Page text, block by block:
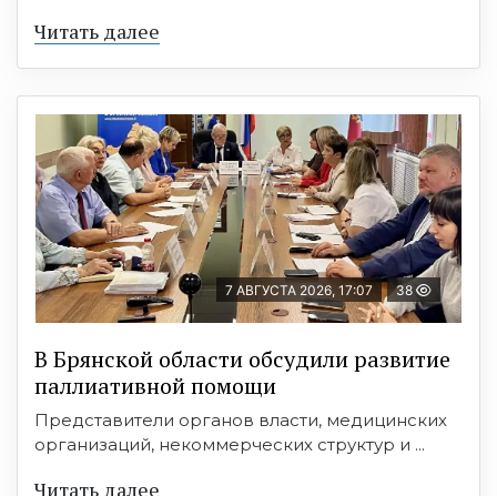
Читать далее
7 АВГУСТА 2026, 17:07 38
В Брянской области обсудили развитие
паллиативной помощи
Представители органов власти, медицинских
организаций, некоммерческих структур и ...
Читать далее